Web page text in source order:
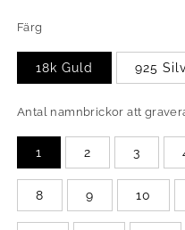
Färg
18k Guld 925
Antal namnbrickor att
1 2 3
8 9 10